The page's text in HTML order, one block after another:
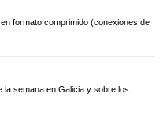
formato comprimido (conexiones de
la semana en Galicia y sobre los